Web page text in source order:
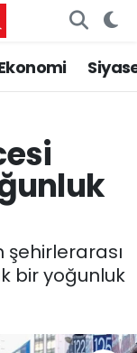
şehirlerarası
bir yoğunluk